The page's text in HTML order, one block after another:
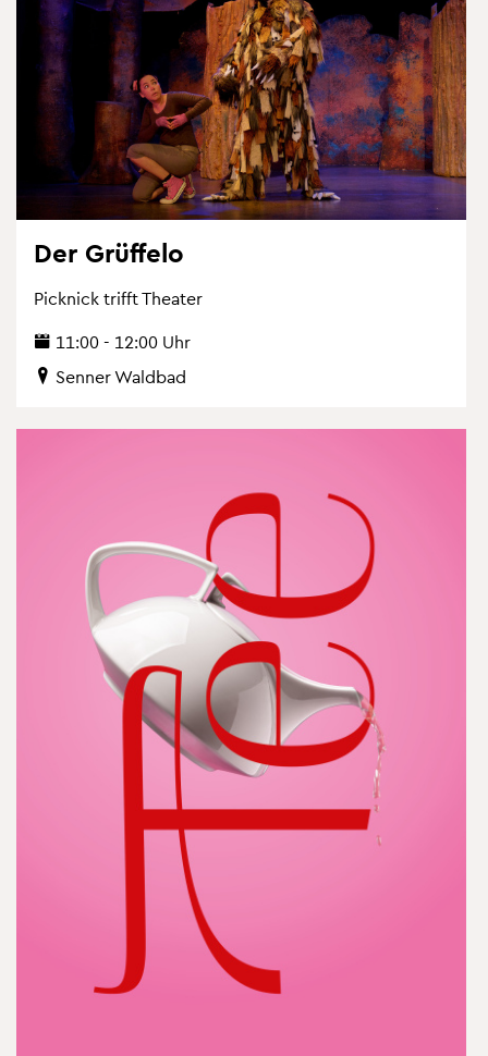
Der Grüf­felo
Pick­nick trifft Thea­ter
11:00 - 12:00 Uhr
Sen­ner Wald­bad